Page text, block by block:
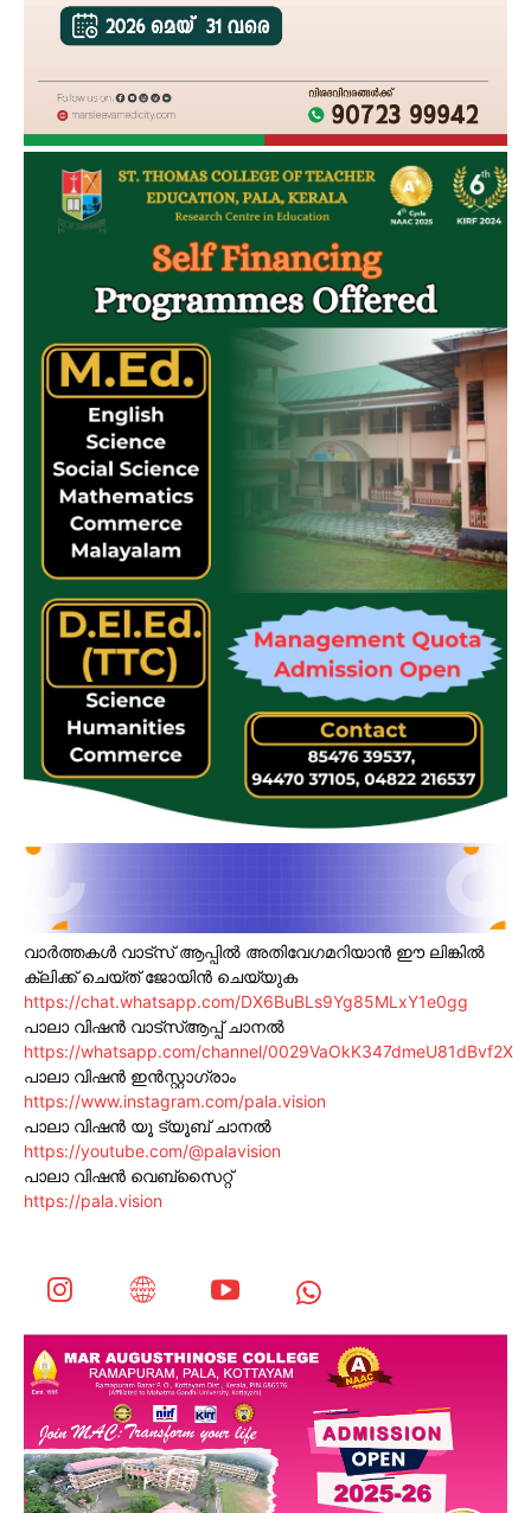
വാർത്തകൾ വാട്സ് ആപ്പിൽ അതിവേഗമറിയാൻ ഈ ലിങ്കിൽ
ക്ലിക്ക് ചെയ്ത് ജോയിൻ ചെയ്യുക
https://chat.whatsapp.com/DX6BuBLs9Yg85MLxY1e0gg
പാലാ വിഷൻ വാട്സ്ആപ്പ് ചാനൽ
https://whatsapp.com/channel/0029VaOkK347dmeU81dBvf2X
പാലാ വിഷൻ ഇൻസ്റ്റാഗ്രാം
https://www.instagram.com/pala.vision
പാലാ വിഷൻ യൂ ട്യൂബ് ചാനൽ
https://youtube.com/@palavision
പാലാ വിഷൻ വെബ്സൈറ്റ്
https://pala.vision